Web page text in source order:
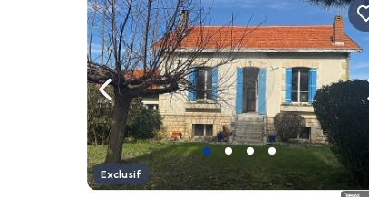
Naviguer vers la gauche
Exclusif